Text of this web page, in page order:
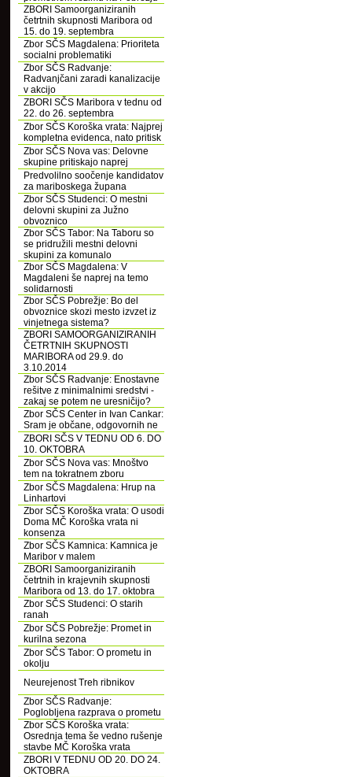
ZBORI Samoorganiziranih
četrtnih skupnosti Maribora od
15. do 19. septembra
Zbor SČS Magdalena: Prioriteta
socialni problematiki
Zbor SČS Radvanje:
Radvanjčani zaradi kanalizacije
v akcijo
ZBORI SČS Maribora v tednu od
22. do 26. septembra
Zbor SČS Koroška vrata: Najprej
kompletna evidenca, nato pritisk
Zbor SČS Nova vas: Delovne
skupine pritiskajo naprej
Predvolilno soočenje kandidatov
za mariboskega župana
Zbor SČS Studenci: O mestni
delovni skupini za Južno
obvoznico
Zbor SČS Tabor: Na Taboru so
se pridružili mestni delovni
skupini za komunalo
Zbor SČS Magdalena: V
Magdaleni še naprej na temo
solidarnosti
Zbor SČS Pobrežje: Bo del
obvoznice skozi mesto izvzet iz
vinjetnega sistema?
ZBORI SAMOORGANIZIRANIH
ČETRTNIH SKUPNOSTI
MARIBORA od 29.9. do
3.10.2014
Zbor SČS Radvanje: Enostavne
rešitve z minimalnimi sredstvi -
zakaj se potem ne uresničijo?
Zbor SČS Center in Ivan Cankar:
Sram je občane, odgovornih ne
ZBORI SČS V TEDNU OD 6. DO
10. OKTOBRA
Zbor SČS Nova vas: Mnoštvo
tem na tokratnem zboru
Zbor SČS Magdalena: Hrup na
Linhartovi
Zbor SČS Koroška vrata: O usodi
Doma MČ Koroška vrata ni
konsenza
Zbor SČS Kamnica: Kamnica je
Maribor v malem
ZBORI Samoorganiziranih
četrtnih in krajevnih skupnosti
Maribora od 13. do 17. oktobra
Zbor SČS Studenci: O starih
ranah
Zbor SČS Pobrežje: Promet in
kurilna sezona
Zbor SČS Tabor: O prometu in
okolju
Neurejenost Treh ribnikov
Zbor SČS Radvanje:
Poglobljena razprava o prometu
Zbor SČS Koroška vrata:
Osrednja tema še vedno rušenje
stavbe MČ Koroška vrata
ZBORI V TEDNU OD 20. DO 24.
OKTOBRA